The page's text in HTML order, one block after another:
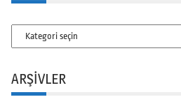
Kategoriler
ARŞIVLER